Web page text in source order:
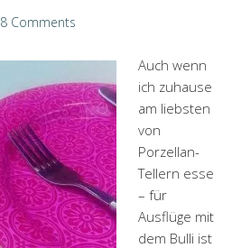
8 Comments
Auch wenn
ich zuhause
am liebsten
von
Porzellan-
Tellern esse
– für
Ausflüge mit
dem Bulli ist